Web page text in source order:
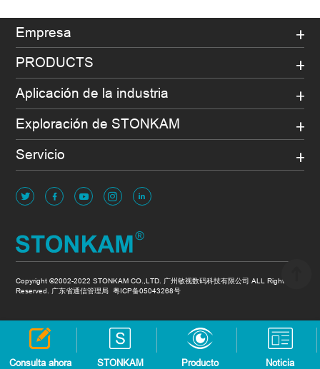
Empresa
PRODUCTS
Aplicación de la industria
Exploración de STONKAM
Servicio
Copyright ©2002-2022 STONKAM CO.,LTD. 广州敏视数码科技有限公司 ALL Rights
Reserved. 广东省通信管理局粤ICP备05043268号
Consulta ahora STONKAM Producto Noticia